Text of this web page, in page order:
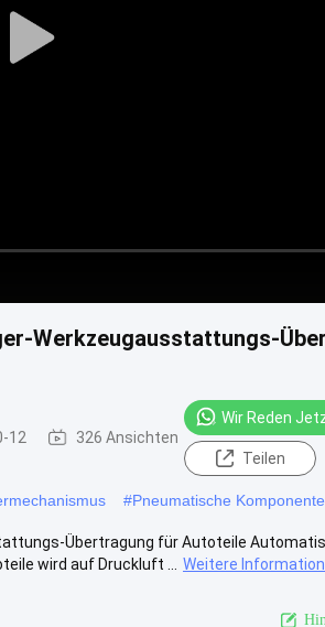
Play
Werkzeugausstattungs-
12 326 Ansichten
Wir Reden
Teilen
#Pneumatische
Übertragung für Autoteile
wird auf Druckluft ...
Weitere